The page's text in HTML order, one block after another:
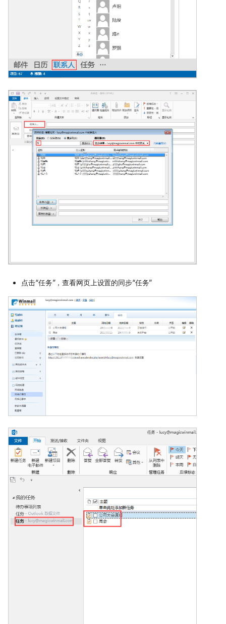
点击“任务”，查看网页上设置的同步“任务”